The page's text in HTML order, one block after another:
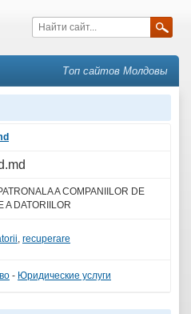
Топ сайтов Молдовы
A COMPANIILOR DE
A DATORIILOR
, recuperare
- Юридические услуги